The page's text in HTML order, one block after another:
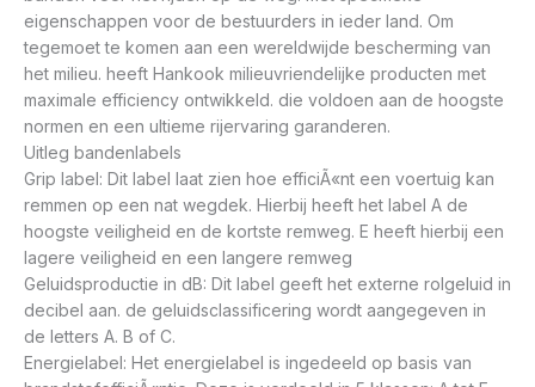
eigenschappen voor de bestuurders in ieder land. Om
tegemoet te komen aan een wereldwijde bescherming van
het milieu. heeft Hankook milieuvriendelijke producten met
maximale efficiency ontwikkeld. die voldoen aan de hoogste
normen en een ultieme rijervaring garanderen.
Uitleg bandenlabels
Grip label: Dit label laat zien hoe efficiÃ«nt een voertuig kan
remmen op een nat wegdek. Hierbij heeft het label A de
hoogste veiligheid en de kortste remweg. E heeft hierbij een
lagere veiligheid en een langere remweg
Geluidsproductie in dB: Dit label geeft het externe rolgeluid in
decibel aan. de geluidsclassificering wordt aangegeven in
de letters A. B of C.
Energielabel: Het energielabel is ingedeeld op basis van